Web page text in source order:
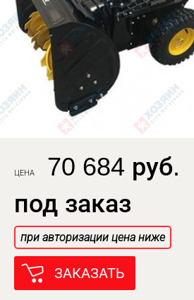
ЦЕНА
70 684 руб.
под заказ
при авторизации цена ниже
ЗАКАЗАТЬ